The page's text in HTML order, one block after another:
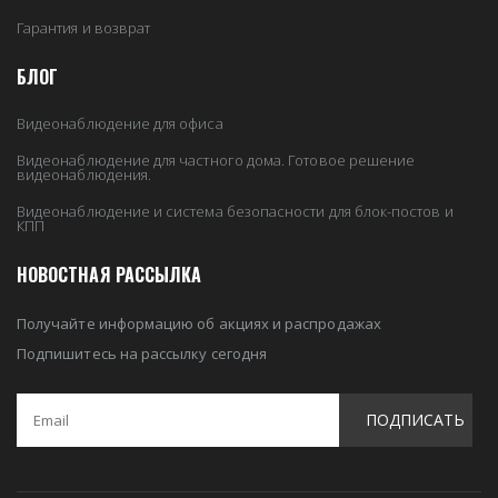
Гарантия и возврат
БЛОГ
Видеонаблюдение для офиса
Видеонаблюдение для частного дома. Готовое решение
видеонаблюдения.
Видеонаблюдение и система безопасности для блок-постов и
КПП
НОВОСТНАЯ РАССЫЛКА
Получайте информацию об акциях и распродажах
Подпишитесь на рассылку сегодня
ПОДПИСАТЬ